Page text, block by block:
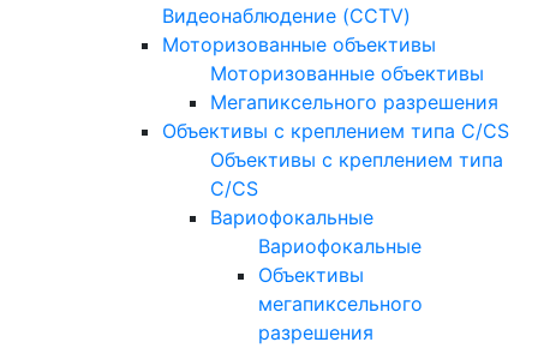
Видеонаблюдение (CCTV)
Моторизованные объективы
Моторизованные объективы
Мегапиксельного разрешения
Объективы с креплением типа C/CS
Объективы с креплением типа
C/CS
Вариофокальные
Вариофокальные
Объективы
мегапиксельного
разрешения